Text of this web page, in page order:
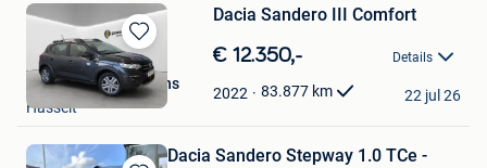
Bewaren
in
Mijn
Favorieten
Dacia Sandero III Comfort
€ 12.350,- Details
2022 83.877 km
Autocenter Paesmans
Hasselt
22 jul 26
Dacia Sandero Stepway 1.0 TCe -